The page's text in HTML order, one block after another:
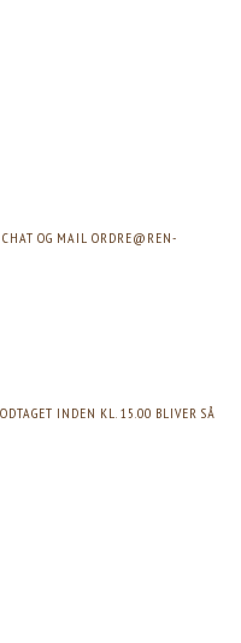
OG MAIL ORDRE@REN-
INDEN KL. 15.00 BLIVER SÅ